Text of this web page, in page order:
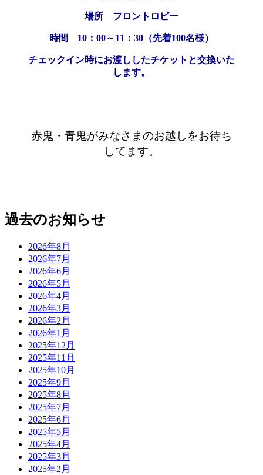
場所 フロントロビー
時間 10：00～11：30（先着100名様）
チェックイン時にお渡ししたチケットと交換いた
します。
赤鬼・青鬼がみなさまのお越しをお待ち
してます。
過去のお知らせ
2026年8月
2026年7月
2026年6月
2026年5月
2026年4月
2026年3月
2026年2月
2026年1月
2025年12月
2025年11月
2025年10月
2025年9月
2025年8月
2025年7月
2025年6月
2025年5月
2025年4月
2025年3月
2025年2月